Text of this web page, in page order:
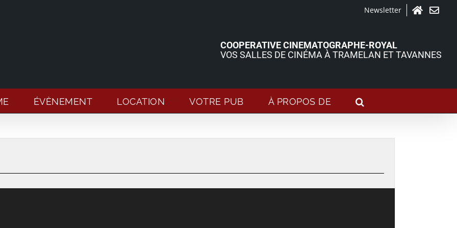
Newsletter
COOPERATIVE CINEMATOGRAPHE-ROYAL
VOS SALLES DE CINÉMA À TRAMELAN ET TAVANNES
ÉVÈNEMENT LOCATION VOTRE PUB À PROPOS DE